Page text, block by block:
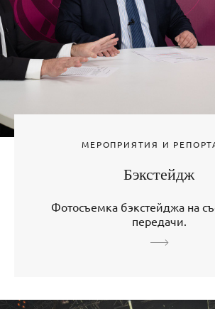
МЕРОПРИЯТИЯ И
Бэкстейдж
Фотосъемка бэкстейджа на
передачи.